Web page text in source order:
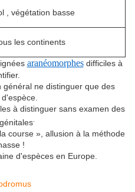
, végétation basse
les continents
aranéomorphesdifficiles à
ne distinguer que des
à distinguer sans examen des
course », allusion à la méthode
!
d'espèces en Europe.